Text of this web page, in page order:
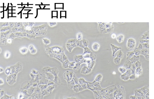
推荐产品